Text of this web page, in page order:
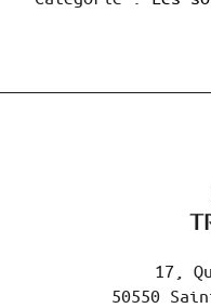
17,
50550